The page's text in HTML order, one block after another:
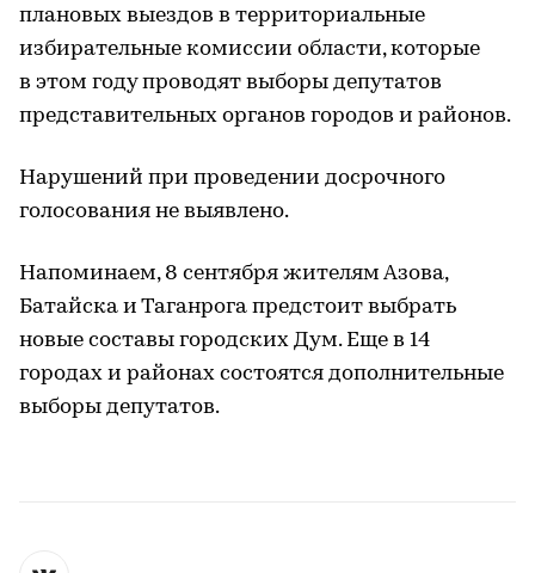
плановых выездов в территориальные
избирательные комиссии области, которые
в этом году проводят выборы депутатов
представительных органов городов и районов.
Нарушений при проведении досрочного
голосования не выявлено.
Напоминаем, 8 сентября жителям Азова,
Батайска и Таганрога предстоит выбрать
новые составы городских Дум. Еще в 14
городах и районах состоятся дополнительные
выборы депутатов.